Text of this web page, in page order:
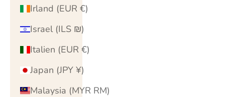
Irland (EUR €)
Israel (ILS ₪)
Italien (EUR €)
Japan (JPY ¥)
Malaysia (MYR RM)